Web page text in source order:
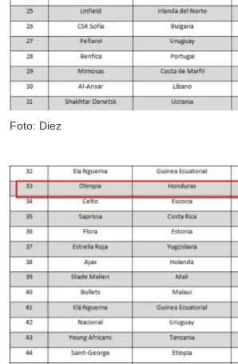
Foto: Diez